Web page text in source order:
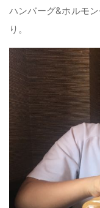
ハンバーグ&ホルモ
り。